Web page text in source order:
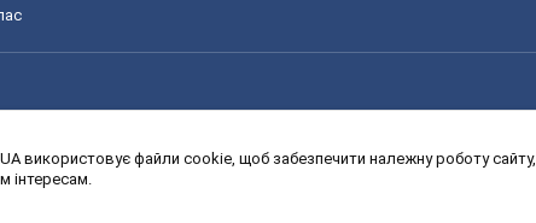
4 клас 5 клас 6 клас 7 клас 8 клас 9 клас 10 клас
використовує файли cookie, щоб забезпечити належну роботу сайту,
інтересам.